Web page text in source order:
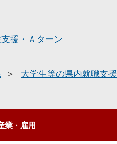
援・Ａターン
大学生等の県内就職支援
業・雇用